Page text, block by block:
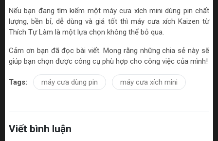
Nếu bạn đang tìm kiếm một máy cưa xích mini dùng pin chất
lượng, bền bỉ, dễ dùng và giá tốt thì máy cưa xích Kaizen từ
Thích Tự Làm là một lựa chọn không thể bỏ qua.
Cảm ơn bạn đã đọc bài viết. Mong rằng những chia sẻ này sẽ
giúp bạn chọn được công cụ phù hợp cho công việc của mình!
Tags: máy cưa dùng pin máy cưa xích mini
Viết bình luận